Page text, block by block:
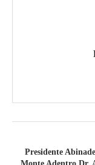
Presidente